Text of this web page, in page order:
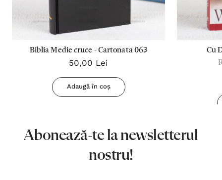
Biblia Medie cruce - Cartonata 063
50,00 Lei
Adaugă în coș
Cu
Abonează-te la newsletterul
nostru!